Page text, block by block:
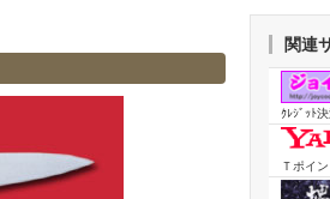
関
ｸﾚｼﾞｯﾄ
Ｔポイ